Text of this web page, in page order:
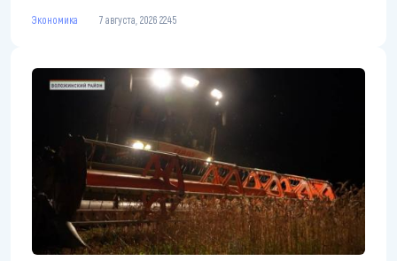
Экономика 7 августа, 2026 22:45